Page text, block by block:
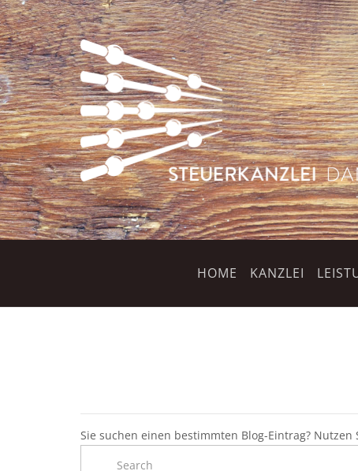
HOME KANZLEI
Sie suchen einen bestimmten Blog-Eintrag? Nutzen